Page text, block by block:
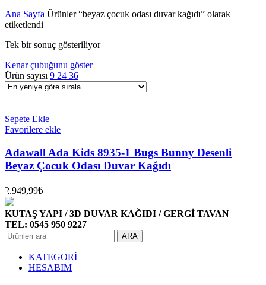
Ana Sayfa Ürünler “beyaz çocuk odası duvar kağıdı” olarak
etiketlendi
Tek bir sonuç gösteriliyor
Kenar çubuğunu göster
Ürün sayısı 9 24 36
Sepete Ekle
Favorilere ekle
Adawall Ada Kids 8935-1 Bugs Bunny Desenli
Beyaz Çocuk Odası Duvar Kağıdı
2.949,99₺
KUTAŞ YAPI / 3D DUVAR KAĞIDI / GERGİ TAVAN
TEL: 0545 950 9227
ARA
KATEGORİ
HESABIM